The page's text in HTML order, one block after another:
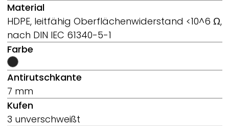
Material
HDPE, leitfähig Oberflächenwiderstand <10^6 Ω,
nach DIN IEC 61340-5-1
Farbe
Antirutschkante
7 mm
Kufen
3 unverschweißt